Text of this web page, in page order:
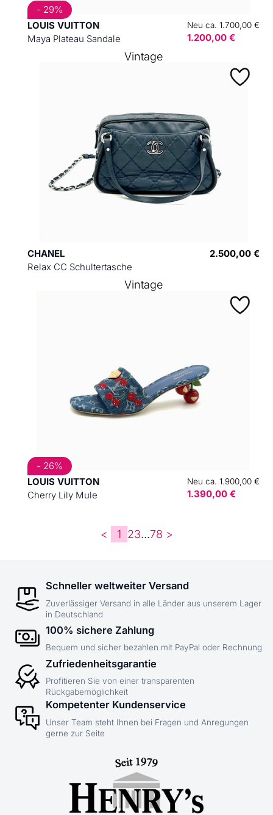
LOUIS VUITTON
Maya Plateau Sandale
Neu ca. 1.700,00 €
1.200,00 €
- 29%
CHANEL
Relax CC Schultertasche
2.500,00 €
Vintage
LOUIS VUITTON
Cherry Lily Mule
Neu ca. 1.900,00 €
1.390,00 €
- 26%
Vintage
< 1 23...78 >
Schneller weltweiter Versand
Zuverlässiger Versand in alle Länder aus unserem Lager
in Deutschland
100% sichere Zahlung
Bequem und sicher bezahlen mit PayPal oder Rechnung
Zufriedenheitsgarantie
Profitieren Sie von einer transparenten
Rückgabemöglichkeit
Kompetenter Kundenservice
Unser Team steht Ihnen bei Fragen und Anregungen
gerne zur Seite